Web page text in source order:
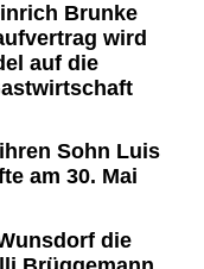
Brunke
wird
auf die
Sohn Luis
am 30. Mai
die